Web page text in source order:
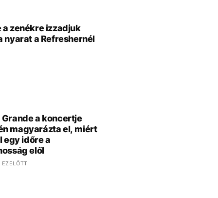
a zenékre izzadjuk
nyarat a Refreshernél
a koncertje
magyarázta el, miért
egy időre a
elől